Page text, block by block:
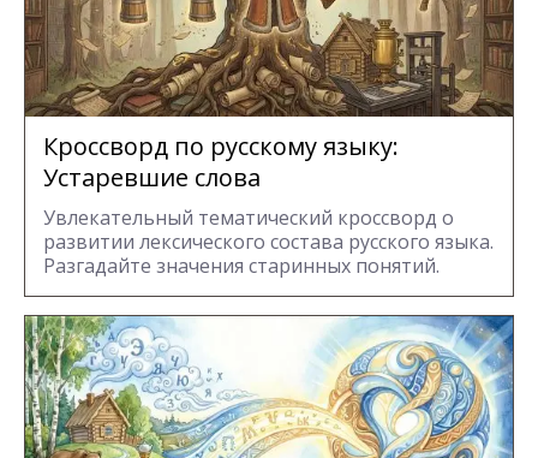
Кроссворд по русскому языку:
Устаревшие слова
Увлекательный тематический кроссворд о
развитии лексического состава русского языка.
Разгадайте значения старинных понятий.